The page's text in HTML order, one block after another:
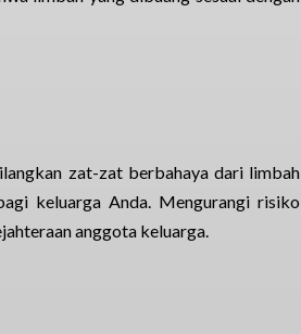
zat-zat berbahaya dari limbah
keluarga Anda. Mengurangi risiko
anggota keluarga.